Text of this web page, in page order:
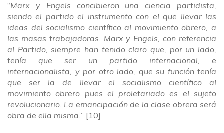
“Marx y Engels concibieron una ciencia partidista,
siendo el partido el instrumento con el que llevar las
ideas del socialismo científico al movimiento obrero, a
las masas trabajadoras. Marx y Engels, con referencia
al Partido, siempre han tenido claro que, por un lado,
tenía que ser un partido internacional, e
internacionalista, y por otro lado, que su función tenía
que ser la de llevar el socialismo científico al
movimiento obrero pues el proletariado es el sujeto
revolucionario. La emancipación de la clase obrera será
obra de ella misma.” [10]